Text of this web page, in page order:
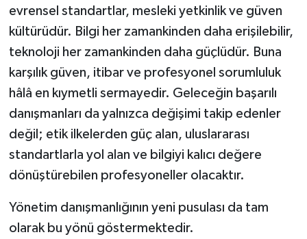
evrensel standartlar, mesleki yetkinlik ve güven
kültürüdür. Bilgi her zamankinden daha erişilebilir,
teknoloji her zamankinden daha güçlüdür. Buna
karşılık güven, itibar ve profesyonel sorumluluk
hâlâ en kıymetli sermayedir. Geleceğin başarılı
danışmanları da yalnızca değişimi takip edenler
değil; etik ilkelerden güç alan, uluslararası
standartlarla yol alan ve bilgiyi kalıcı değere
dönüştürebilen profesyoneller olacaktır.
Yönetim danışmanlığının yeni pusulası da tam
olarak bu yönü göstermektedir.